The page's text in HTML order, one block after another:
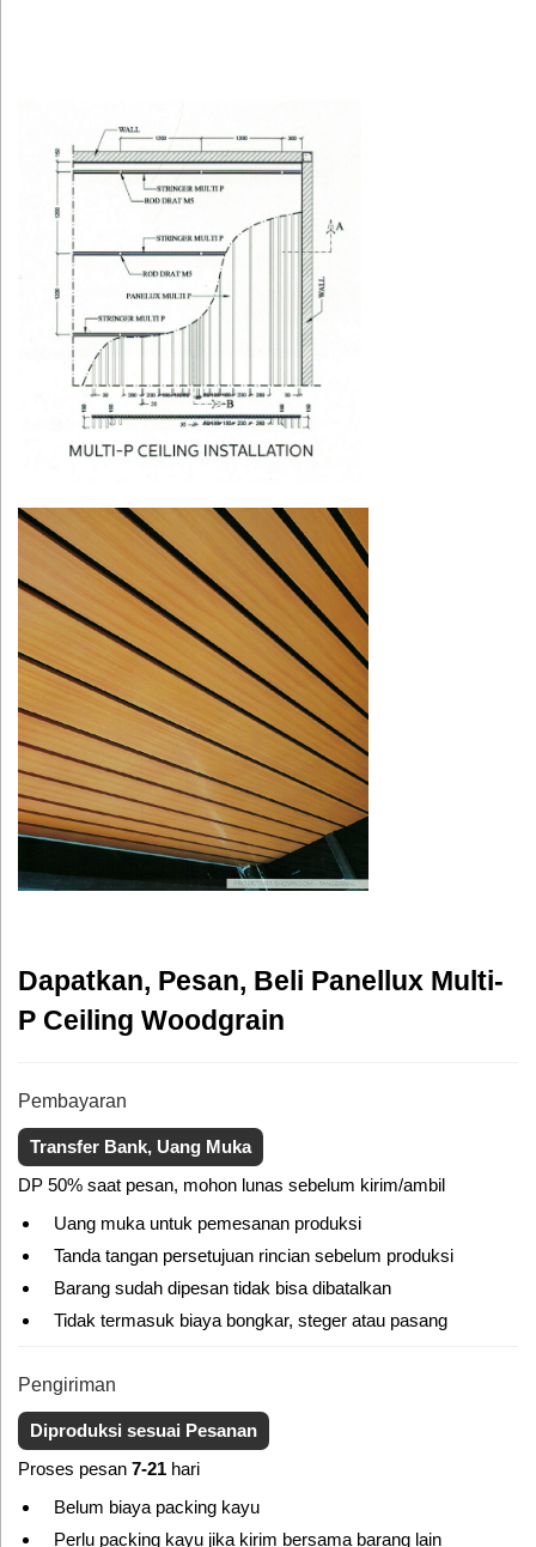
Dapatkan, Pesan, Beli Panellux Multi-
P Ceiling Woodgrain
Pembayaran
Transfer Bank, Uang Muka
DP 50% saat pesan, mohon lunas sebelum kirim/ambil
Uang muka untuk pemesanan produksi
Tanda tangan persetujuan rincian sebelum produksi
Barang sudah dipesan tidak bisa dibatalkan
Tidak termasuk biaya bongkar, steger atau pasang
Pengiriman
Diproduksi sesuai Pesanan
Proses pesan 7-21 hari
Belum biaya packing kayu
Perlu packing kayu jika kirim bersama barang lain